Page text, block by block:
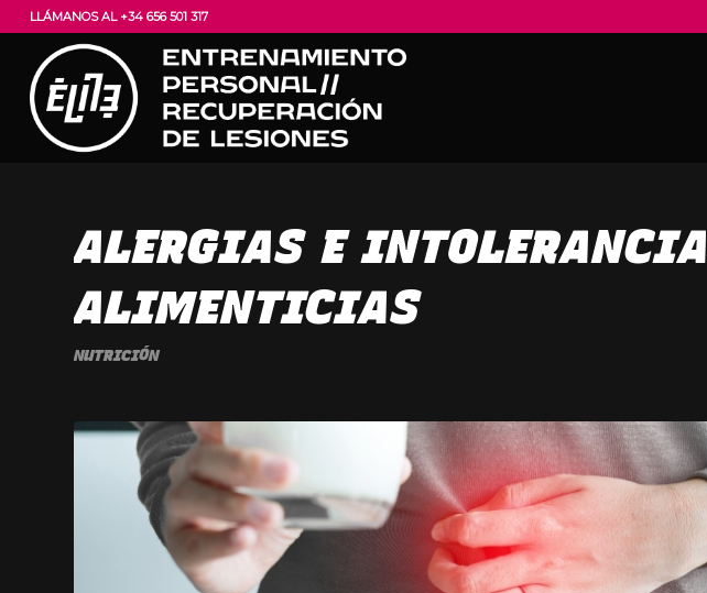
LLÁMANOS AL +34 656 501 317
ALERGIAS E
ALIMENTICIAS
NUTRICIÓN